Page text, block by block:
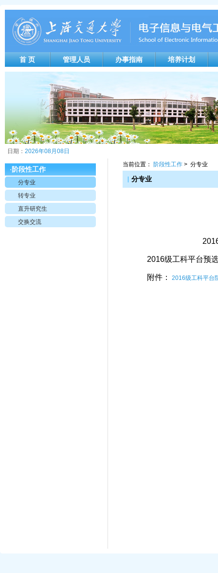
首 页 管理人员 办事指南 培养计划
日期： 2026年08月08日
· 阶段性工作
分专业
转专业
直升研究生
交换交流
当前位置： 阶段性工作 > 分专业
分专业
2016级工科平台预
附件： 2016级工科平台